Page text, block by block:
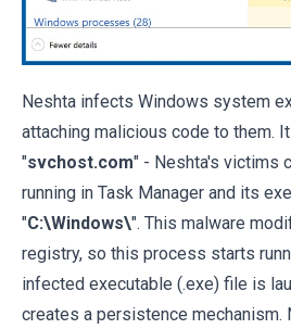
Neshta infects Windows system
attaching malicious code to them.
"svchost.com" - Neshta's victims
running in Task Manager and its
"C:\Windows\". This malware
registry, so this process starts
infected executable (.exe) file is
creates a persistence mechanism.